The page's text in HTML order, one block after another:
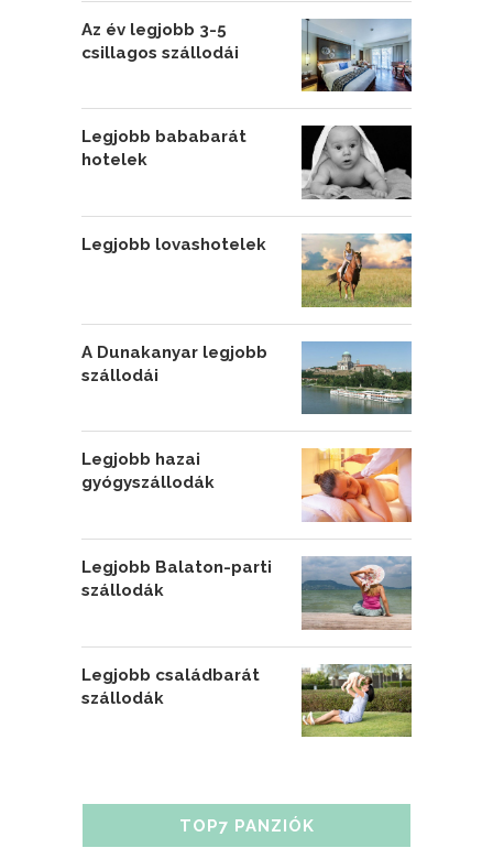
Az év legjobb 3-5
csillagos szállodái
Legjobb bababarát
hotelek
Legjobb lovashotelek
A Dunakanyar legjobb
szállodái
Legjobb hazai
gyógyszállodák
Legjobb Balaton-parti
szállodák
Legjobb családbarát
szállodák
TOP7 PANZIÓK